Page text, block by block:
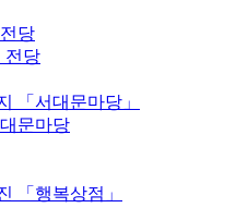
당
전당
「서대문마당」
문마당
「행복상점」